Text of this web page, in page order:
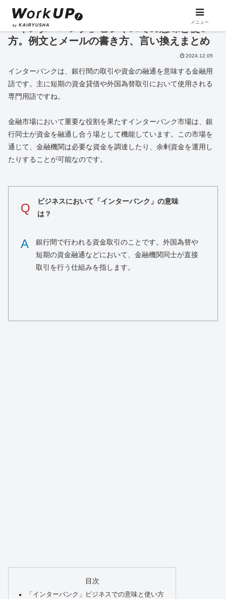
「インターバンク」ビジネスでの意味と使い
方。例文とメールの書き方、言い換えまとめ
2024.12.05
インターバンクは、銀行間の取引や資金の融通を意味する金融用
語です。主に短期の資金貸借や外国為替取引において使用される
専門用語ですね。
金融市場において重要な役割を果たすインターバンク市場は、銀
行同士が資金を融通し合う場として機能しています。この市場を
通じて、金融機関は必要な資金を調達したり、余剰資金を運用し
たりすることが可能なのです。
Q
ビジネスにおいて「インターバンク」の意味
は？
A
銀行間で行われる資金取引のことです。外国為替や
短期の資金融通などにおいて、金融機関同士が直接
取引を行う仕組みを指します。
目次
「インターバンク」ビジネスでの意味と使い方
メニュー